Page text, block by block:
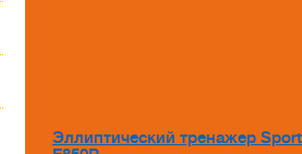
Эллиптический тренажер